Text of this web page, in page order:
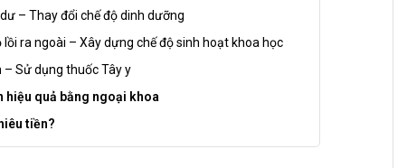
– Thay đổi chế độ dinh dưỡng
ra ngoài – Xây dựng chế độ sinh hoạt khoa học
Sử dụng thuốc Tây y
quả bằng ngoại khoa
tiền?